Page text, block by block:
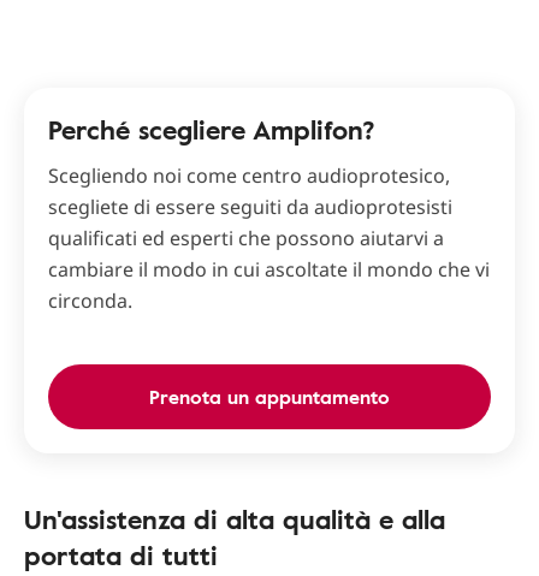
Perché scegliere Amplifon?
Scegliendo noi come centro audioprotesico,
scegliete di essere seguiti da audioprotesisti
qualificati ed esperti che possono aiutarvi a
cambiare il modo in cui ascoltate il mondo che vi
circonda.
Prenota un appuntamento
Un'assistenza di alta qualità e alla
portata di tutti